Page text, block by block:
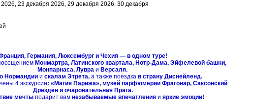
23 декабря 2026, 29 декабря 2026, 30 декабря
Германия, Люксембург и Чехия — в одном туре!
Монмартра, Латинского квартала, Нотр-Дама, Эйфелевой башни,
Монпарнаса, Лувра и Версаля.
Нормандии и скалам Этрета, а также поездка в страну Диснейленд.
4 экскурсии: «Магия Парижа», музей парфюмерии Фрагонар, Саксонский
Дрезден и очаровательная Прага.
мечты подарит вам незабываемые впечатления и яркие эмоции!